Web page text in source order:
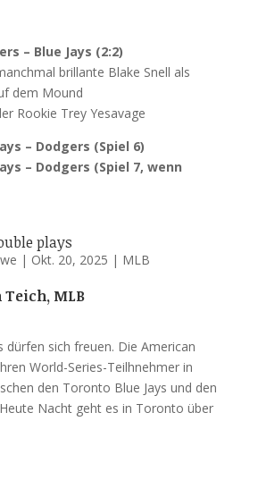
– Blue Jays (2:2)
brillante Blake Snell als
dem Mound
Rookie Trey Yesavage
– Dodgers (Spiel 6)
– Dodgers (Spiel 7, wenn
plays
| Okt. 20, 2025 | MLB
MLB
dürfen sich freuen. Die American
World-Series-Teilhnehmer in
den Toronto Blue Jays und den
Nacht geht es in Toronto über